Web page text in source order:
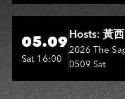
彬、邵大
瑤
Hi-Ing Music Hall
05.09
Sat 16:00
Hosts: 黃
敏、張秀卿
彬、邵大
2026 The
0509 Sat